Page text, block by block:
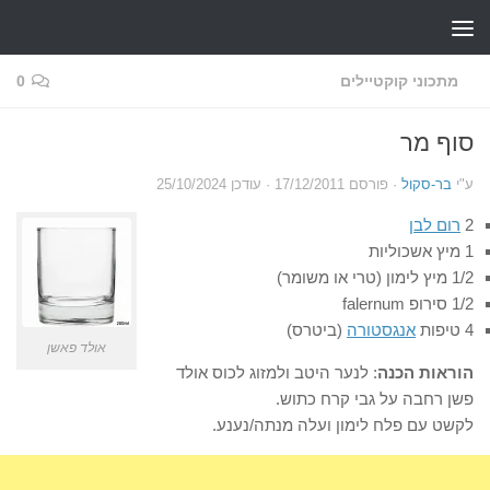
מתכוני קוקטיילים 0
סוף מר
ע"י בר-סקול · פורסם 17/12/2011 · עודכן 25/10/2024
אולד פאשן
2 רום לבן
1 מיץ אשכוליות
1/2 מיץ לימון (טרי או משומר)
1/2 סירופ falernum
4 טיפות
אנגסטורה (ביטרס)
הוראות הכנה: לנער היטב ולמזוג לכוס אולד
פשן רחבה על גבי קרח כתוש.
לקשט עם פלח לימון ועלה מנתה/נענע.